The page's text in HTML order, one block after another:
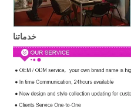
خدماتنا